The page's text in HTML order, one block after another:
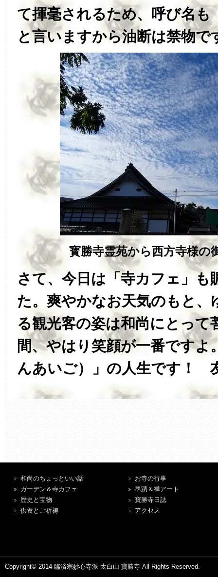
て揮毫されるため、呼び名も
と言いますから油断は禁物で
寳勝寺霊苑から西方寺様の
さて、今日は「寺カフェ」も
た。爽やかなお天気のもと、
る観光客の姿は和尚にとって
間、やはり笑顔が一番ですよ
んあいご）」の人生です！
和尚のちょっといい話
ガーデン＆寺カフェ
歴史と宝物
供養とご祈祷
お寺の行事
墨蹟＆禅アート
寶勝寺日誌
アクセス
Copyright© 2014 臨済宗妙心寺派 太白山 寶勝寺 All Rights Reserved.